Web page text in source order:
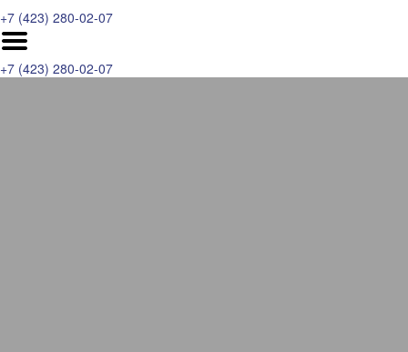
+7 (423) 280-02-07
+7 (423) 280-02-07